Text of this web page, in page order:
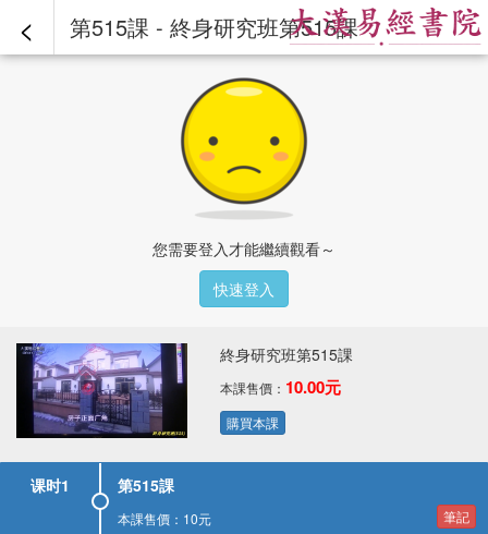
< 第515課 - 終身研究班第515課
您需要登入才能繼續觀看～
快速登入
終身研究班第515課
本課售價： 10.00元
購買本課
课时1 第515課
本課售價：10元 筆記